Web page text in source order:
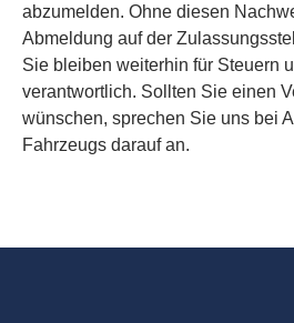
abzumelden. Ohne diesen
Abmeldung auf der
Sie bleiben weiterhin für Steuern
verantwortlich. Sollten Sie einen
wünschen, sprechen Sie uns bei
Fahrzeugs darauf an.